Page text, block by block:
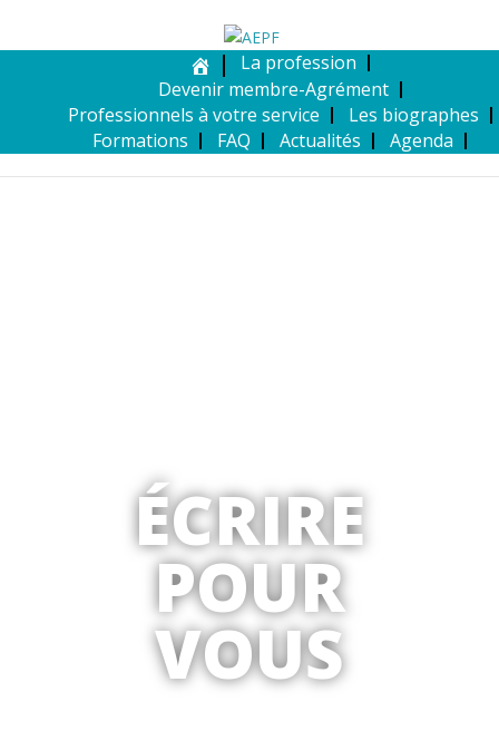
La profession
Devenir membre-Agrément
Professionnels à votre service
Les biographes
Formations
FAQ Actualités Agenda
ÉCRIRE
POUR
VOUS